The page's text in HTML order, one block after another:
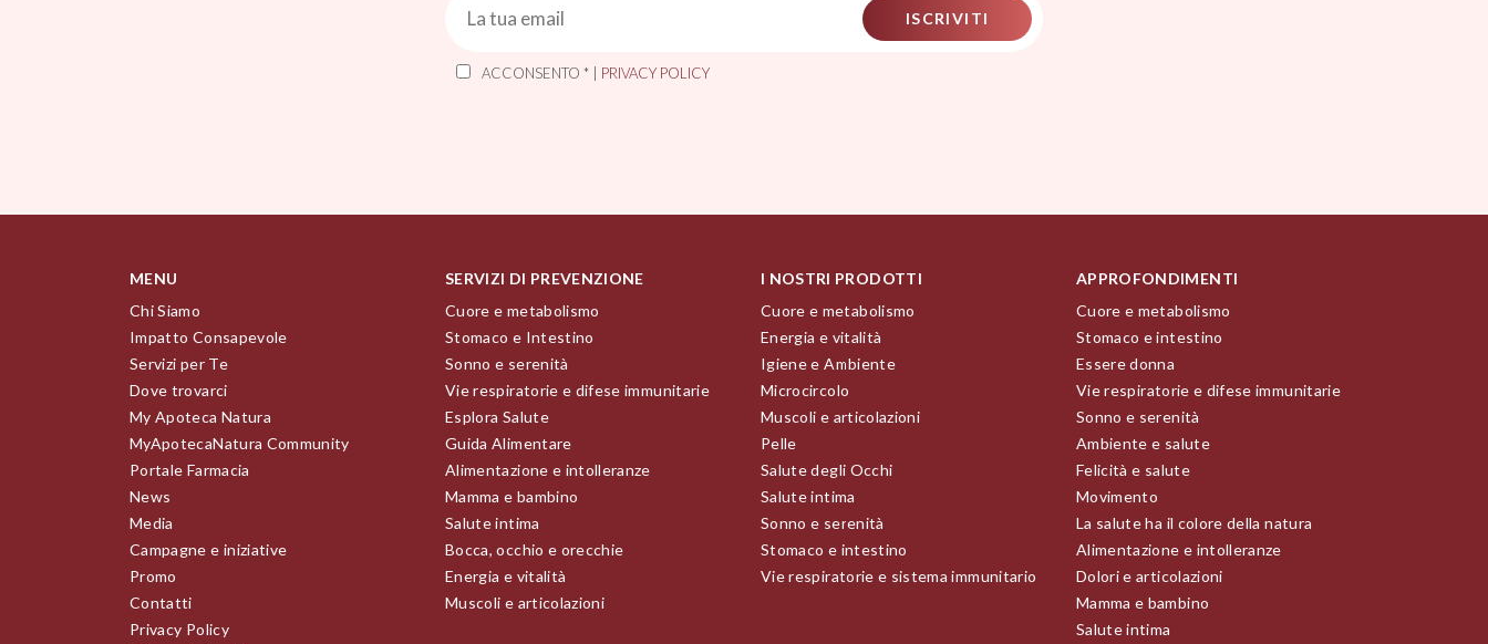
ISCRIVITI
ACCONSENTO * | PRIVACY POLICY
MENU
Chi Siamo
Impatto Consapevole
Servizi per Te
Dove trovarci
My Apoteca Natura
MyApotecaNatura Community
Portale Farmacia
News
Media
Campagne e iniziative
Promo
Contatti
Privacy Policy
SERVIZI DI PREVENZIONE
Cuore e metabolismo
Stomaco e Intestino
Sonno e serenità
Vie respiratorie e difese immunitarie
Esplora Salute
Guida Alimentare
Alimentazione e intolleranze
Mamma e bambino
Salute intima
Bocca, occhio e orecchie
Energia e vitalità
Muscoli e articolazioni
I NOSTRI PRODOTTI
Cuore e metabolismo
Energia e vitalità
Igiene e Ambiente
Microcircolo
Muscoli e articolazioni
Pelle
Salute degli Occhi
Salute intima
Sonno e serenità
Stomaco e intestino
Vie respiratorie e sistema immunitario
APPROFONDIMENTI
Cuore e metabolismo
Stomaco e intestino
Essere donna
Vie respiratorie e difese immunitarie
Sonno e serenità
Ambiente e salute
Felicità e salute
Movimento
La salute ha il colore della natura
Alimentazione e intolleranze
Dolori e articolazioni
Mamma e bambino
Salute intima